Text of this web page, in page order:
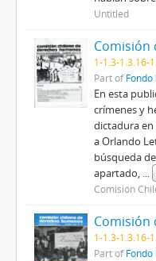
Untitled
1-1.3-1.3.16-
Part of
En esta
crímenes y
dictadura en
a Orlando
búsqueda
apartado, ...
Comisión
1-1.3-1.3.16-
Part of